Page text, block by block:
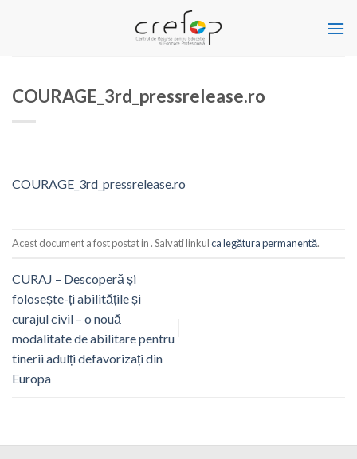
COURAGE_3rd_pressrelease.ro
COURAGE_3rd_pressrelease.ro
Acest document a fost postat in . Salvati linkulca legătura permanentă.
CURAJ – Descoperă și
folosește-ți abilitățile și
curajul civil – o nouă
modalitate de abilitare pentru
tinerii adulți defavorizați din
Europa